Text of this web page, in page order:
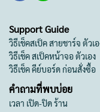
Support Guide
วิธีเช็คสเป็ค สายชาร์จ ตัวเ
วิธีเช็ค สเป็คหน้าจอ ตัวเอง
วิธีเช็ค คีย์บอร์ด ก่อนสั่งซื้อ
คำถามที่พบบ่อย
เวลา เปิด-ปิด ร้าน